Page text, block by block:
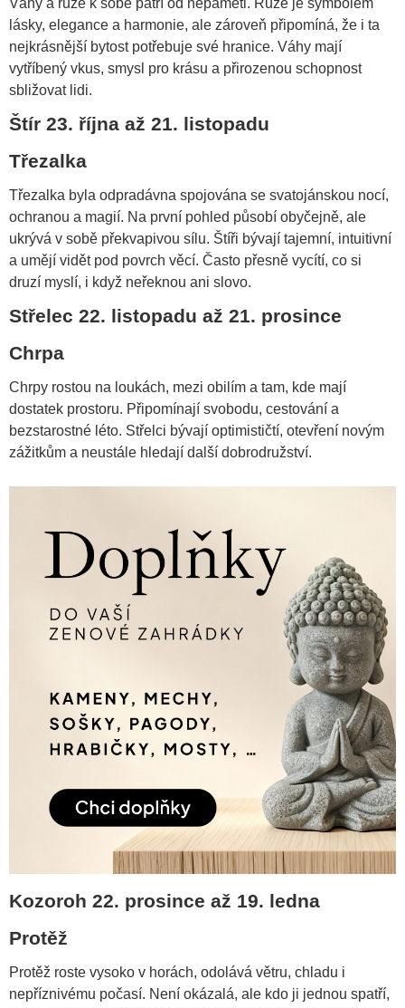
Váhy a růže k sobě patří od nepaměti. Růže je symbolem
lásky, elegance a harmonie, ale zároveň připomíná, že i ta
nejkrásnější bytost potřebuje své hranice. Váhy mají
vytříbený vkus, smysl pro krásu a přirozenou schopnost
sbližovat lidi.
Štír 23. října až 21. listopadu
Třezalka
Třezalka byla odpradávna spojována se svatojánskou nocí,
ochranou a magií. Na první pohled působí obyčejně, ale
ukrývá v sobě překvapivou sílu. Štíři bývají tajemní, intuitivní
a umějí vidět pod povrch věcí. Často přesně vycítí, co si
druzí myslí, i když neřeknou ani slovo.
Střelec 22. listopadu až 21. prosince
Chrpa
Chrpy rostou na loukách, mezi obilím a tam, kde mají
dostatek prostoru. Připomínají svobodu, cestování a
bezstarostné léto. Střelci bývají optimističtí, otevření novým
zážitkům a neustále hledají další dobrodružství.
Kozoroh 22. prosince až 19. ledna
Protěž
Protěž roste vysoko v horách, odolává větru, chladu i
nepříznivému počasí. Není okázalá, ale kdo ji jednou spatří,